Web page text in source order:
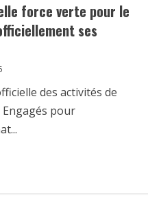
force verte pour le
ses
des activités de
Engagés pour